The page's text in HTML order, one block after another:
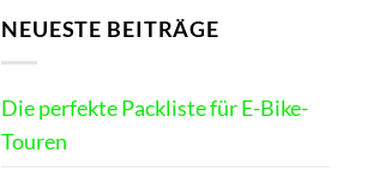
NEUESTE BEITRÄGE
Die perfekte Packliste für E-Bike-
Touren